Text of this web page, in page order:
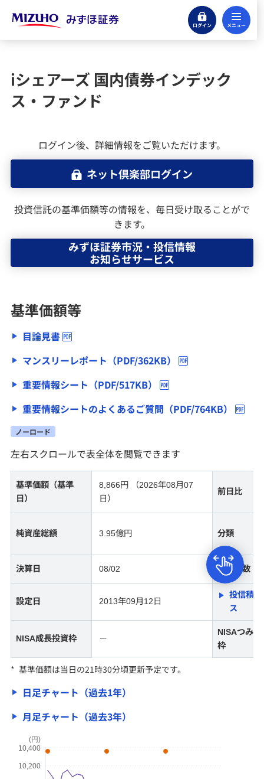
ログイン
株式
投資信託のお取引をはじめる
みずほ証券の投信積立サービス
外国投資信託の運用報告書（全体版）
MRF・外貨建MMF
みずほ証券の投資信託トータルリターン通知につい
て
ファンドラップ
NISA
保険・年金保険
新規公開株式（IPO）
公募・売出株式（PO）
国内株式
個人向け国債の特徴
サービス
投資情報・セミナー
iシェアーズ 国内債券インデック
ス・ファンド
ログイン後、詳細情報をご覧いただけます。
ネット倶楽部ログイン
投資信託の基準価額等の情報を、毎日受け取ることがで
きます。
みずほ証券市況・投信情報
お知らせサービス
基準価額等
目論見書
マンスリーレポート（PDF/362KB）
重要情報シート（PDF/517KB）
重要情報シートのよくあるご質問（PDF/764KB）
ノーロード
左右スクロールで表全体を閲覧できます
基準価額（基準
日）
8,866円 （2026年08月07
日）
前日比
純資産総額 3.95億円 分類
決算日 08/02 決算回数
設定日 2013年09月12日
投信積
ス
NISA成長投資枠 －
NISAつみた
枠
* 基準価額は当日の21時30分頃更新予定です。
日足チャート（過去1年）
月足チャート（過去3年）
(円)
10,200
10,400